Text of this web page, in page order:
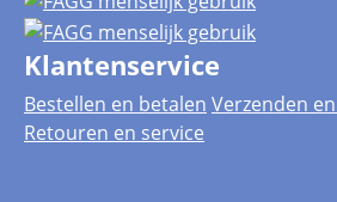
Klantenservice
Bestellen en betalen Verzenden
Retouren en service